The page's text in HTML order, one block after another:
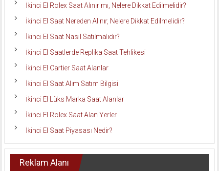
İkinci El Rolex Saat Alınır mı, Nelere Dikkat Edilmelidir?
İkinci El Saat Nereden Alınır, Nelere Dikkat Edilmelidir?
İkinci El Saat Nasıl Satılmalıdır?
İkinci El Saatlerde Replika Saat Tehlikesi
İkinci El Cartier Saat Alanlar
İkinci El Saat Alım Satım Bilgisi
İkinci El Lüks Marka Saat Alanlar
İkinci El Rolex Saat Alan Yerler
İkinci El Saat Piyasası Nedir?
Reklam Alanı